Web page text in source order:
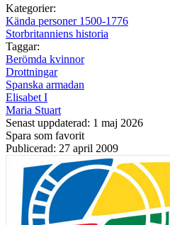
Kategorier:
Kända personer 1500-1776
Storbritanniens historia
Taggar:
Berömda kvinnor
Drottningar
Spanska armadan
Elisabet I
Maria Stuart
Senast uppdaterad: 1 maj 2026
Spara som favorit
Publicerad: 27 april 2009